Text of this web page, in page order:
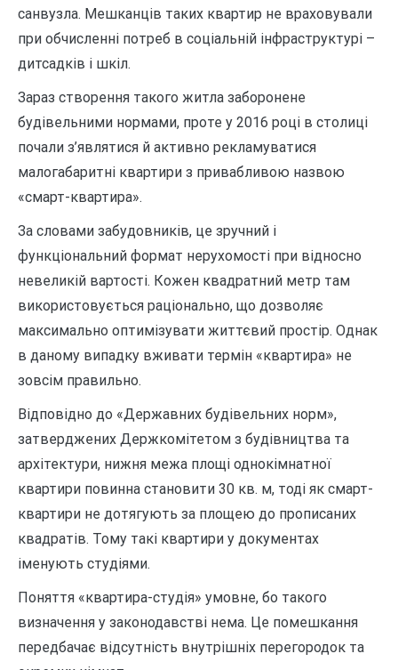
санвузла. Мешканців таких квартир не враховували
при обчисленні потреб в соціальній інфраструктурі –
дитсадків і шкіл.
Зараз створення такого житла заборонене
будівельними нормами, проте у 2016 році в столиці
почали з’являтися й активно рекламуватися
малогабаритні квартири з привабливою назвою
«смарт-квартира».
За словами забудовників, це зручний і
функціональний формат нерухомості при відносно
невеликій вартості. Кожен квадратний метр там
використовується раціонально, що дозволяє
максимально оптимізувати життєвий простір. Однак
в даному випадку вживати термін «квартира» не
зовсім правильно.
Відповідно до «Державних будівельних норм»,
затверджених Держкомітетом з будівництва та
архітектури, нижня межа площі однокімнатної
квартири повинна становити 30 кв. м, тоді як смарт-
квартири не дотягують за площею до прописаних
квадратів. Тому такі квартири у документах
іменують студіями.
Поняття «квартира-студія» умовне, бо такого
визначення у законодавстві нема. Це помешкання
передбачає відсутність внутрішніх перегородок та